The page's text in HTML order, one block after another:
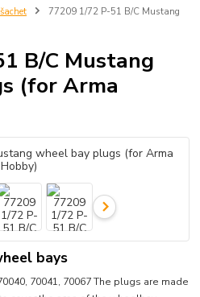
77209 1/72 P-51 B/C Mustang
B/C Mustang
(for Arma
bays
70041, 70067 The plugs are made